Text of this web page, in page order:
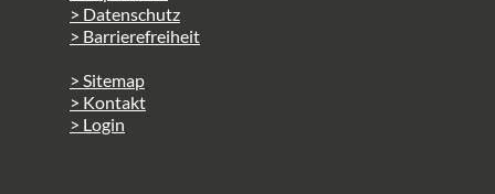
> Datenschutz
> Barrierefreiheit
> Sitemap
> Kontakt
> Login